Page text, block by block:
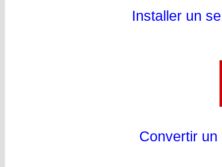
Installer un
Convertir